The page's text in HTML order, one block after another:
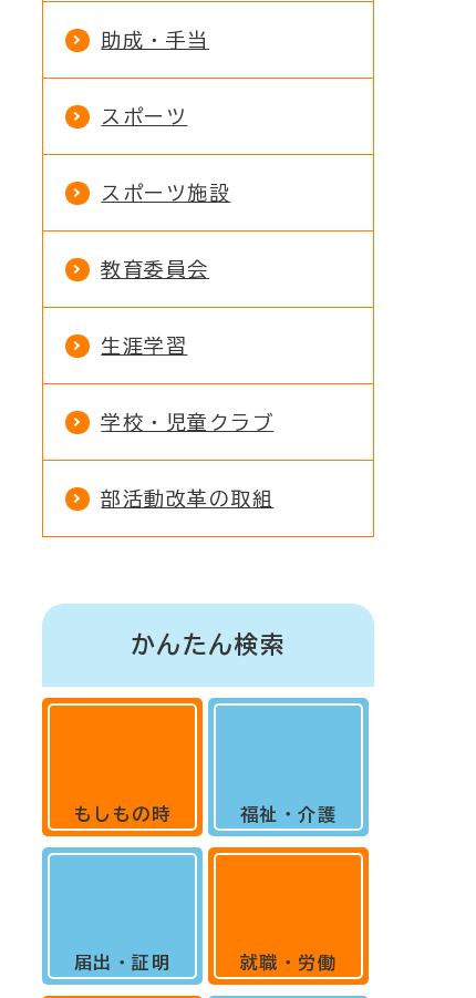
助成・手当
スポーツ
スポーツ施設
教育委員会
生涯学習
学校・児童クラブ
部活動改革の取組
かんたん検索
もしもの時
届出・証明
福祉・介護
就職・労働